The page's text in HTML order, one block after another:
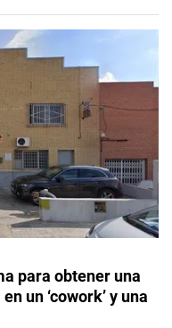
para obtener una
un ‘cowork’ y una